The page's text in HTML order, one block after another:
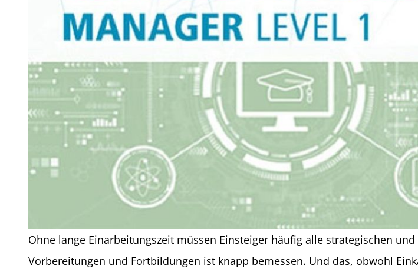
Ohne lange Einarbeitungszeit müssen Einsteiger häufig alle strategischen
Vorbereitungen und Fortbildungen ist knapp bemessen. Und das, obwohl